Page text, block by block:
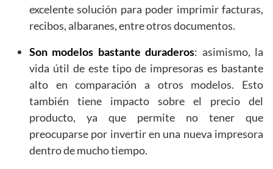
excelente solución para poder imprimir facturas,
recibos, albaranes, entre otros documentos.
Son modelos bastante duraderos: asimismo, la
vida útil de este tipo de impresoras es bastante
alto en comparación a otros modelos. Esto
también tiene impacto sobre el precio del
producto, ya que permite no tener que
preocuparse por invertir en una nueva impresora
dentro de mucho tiempo.